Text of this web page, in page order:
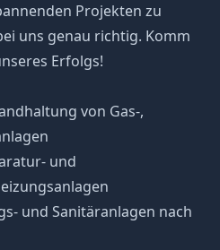
Projekten zu
uns genau richtig. Komm
Erfolgs!
von Gas-,
und
und Sanitäranlagen nach